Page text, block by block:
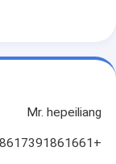
Mr. hepeiliang
+8617391861661